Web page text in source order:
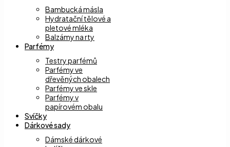
Bambucká másla
Hydratační tělové a
pletové mléka
Balzámy na rty
Parfémy
Testry parfémů
Parfémy ve
dřevěných obalech
Parfémy ve skle
Parfémy v
papírovém obalu
Svíčky
Dárkové sady
Dámské dárkové